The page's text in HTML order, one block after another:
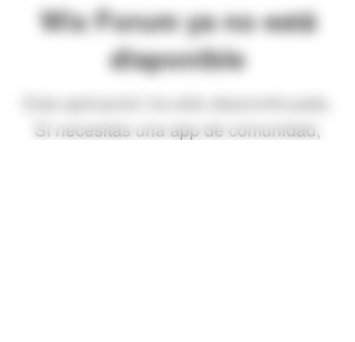
Wix Forum ya no está
disponible
Esta aplicación ha sido descontinuada.
Si necesitas una app de comunidad,